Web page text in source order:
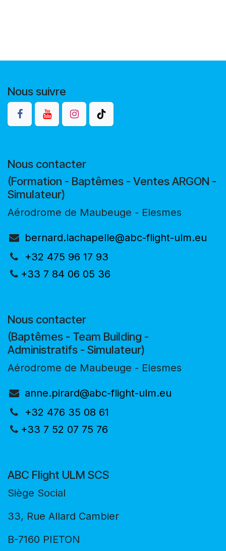
Nous suivre
Nous contacter
(Formation - Baptêmes - Ventes ARGON -
Simulateur)
Aérodrome de Maubeuge - Elesmes
bernard.lachapelle@abc-flight-ulm.eu
+32 475 96 17 93
+33 7 84 06 05 36
Nous contacter
(Baptêmes - Team Building -
Administratifs - Simulateur)
Aérodrome de Maubeuge - Elesmes
anne.pirard@abc-flight-ulm.eu
+32 476 35 08 61
+33 7 52 07 75 76
ABC Flight ULM SCS
Siège Social
33, Rue Allard Cambier
B-7160 PIETON